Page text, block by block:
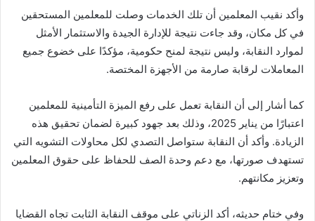
وأكد نقيب المعلمين أن تلك الخدمات وصلت للمعلمين المستحقين
في كل مكان، وقد جاءت نتيجة للإدارة الجيدة والاستثمار الأمثل
لموارد النقابة، وليس نتيجة لمنح حكومية، مؤكدًا على خضوع جميع
المعاملات لرقابة صارمة من الأجهزة المختصة.
كما أشار إلى أن النقابة تعمل على رفع الميزة التأمينية للمعلمين
اعتبارًا من يناير 2025، وذلك بعد جهود كبيرة لضمان تحقيق هذه
الزيادة. وأكد أن النقابة ستواصل التصدي لكل محاولات التشويه التي
تستهدف صورتها، مع دعم وحدة الصف للحفاظ على حقوق المعلمين
وتعزيز مكانتهم.
وفي ختام حديثه، أكد الزناتي على موقف النقابة الثابت تجاه القضايا